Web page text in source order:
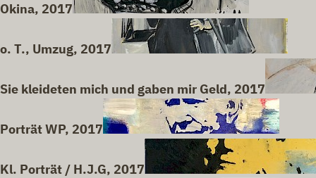
Okina, 2017
o. T., Umzug, 2017
Sie kleideten mich und gaben mir Geld, 2017
Porträt WP, 2017
Kl. Porträt / H.J.G, 2017